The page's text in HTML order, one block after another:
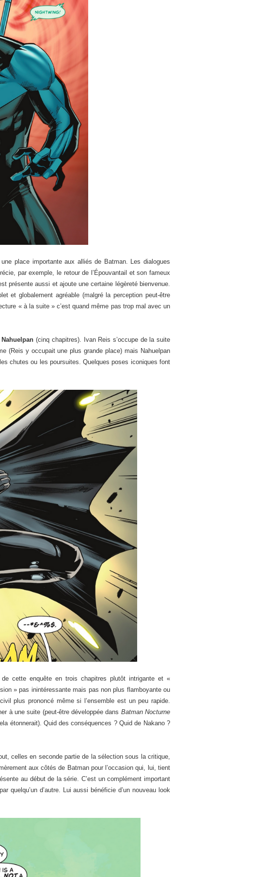
place importante aux alliés de Batman. Les dialogues
par exemple, le retour de l’Épouvantail et son fameux
présente aussi et ajoute une certaine légèreté bienvenue.
et globalement agréable (malgré la perception peut-être
« à la suite » c’est quand même pas trop mal avec un
(cinq chapitres). Ivan Reis s’occupe de la suite
(Reis y occupait une plus grande place) mais Nahuelpan
chutes ou les poursuites. Quelques poses iconiques font
cette enquête en trois chapitres plutôt intrigante et «
» pas inintéressante mais pas non plus flamboyante ou
plus prononcé même si l’ensemble est un peu rapide.
à une suite (peut-être développée dans Batman Nocturne
étonnerait). Quid des conséquences ? Quid de Nakano ?
celles en seconde partie de la sélection sous la critique,
aux côtés de Batman pour l’occasion qui, lui, tient
au début de la série. C’est un complément important
d’autre. Lui aussi bénéficie d’un nouveau look